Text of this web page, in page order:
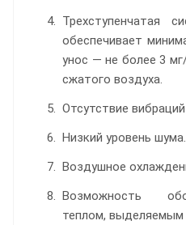
Трехступенчатая
обеспечивает
унос — не более 3
сжатого воздуха.
Отсутствие
Низкий уровень шума.
Воздушное
Возможность
теплом, выделяемым